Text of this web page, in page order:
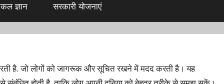
ज्ञान सरकारी योजनाएं
है, जो लोगों को जागरूक और सूचित रखने में मदद करती है। यह